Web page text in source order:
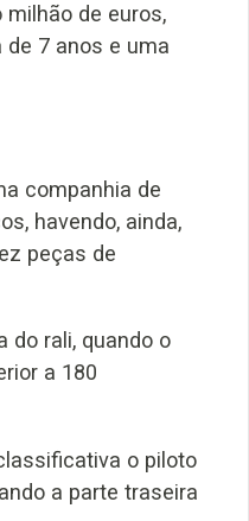
de euros,
7 anos e uma
companhia de
havendo, ainda,
peças de
do rali, quando o
a 180
o piloto
a parte traseira